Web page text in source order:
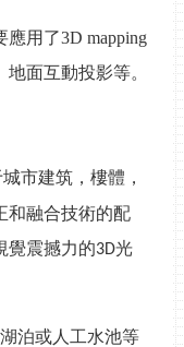
應用了3D mapping
面互動投影等。
市建筑，樓體，
和融合技術的配
覺震撼力的3D光
泊或人工水池等